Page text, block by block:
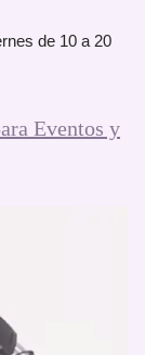
de 10 a 20
Eventos y